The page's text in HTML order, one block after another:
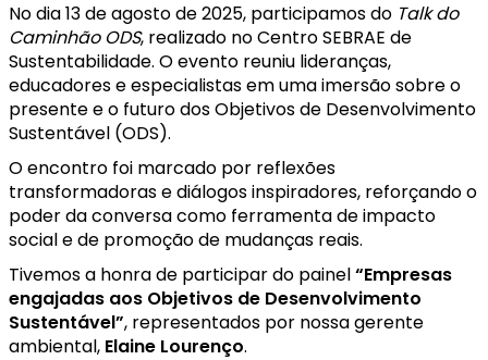
No dia 13 de agosto de 2025, participamos do Talk do
Caminhão ODS, realizado no Centro SEBRAE de
Sustentabilidade. O evento reuniu lideranças,
educadores e especialistas em uma imersão sobre o
presente e o futuro dos Objetivos de Desenvolvimento
Sustentável (ODS).
O encontro foi marcado por reflexões
transformadoras e diálogos inspiradores, reforçando o
poder da conversa como ferramenta de impacto
social e de promoção de mudanças reais.
Tivemos a honra de participar do painel“Empresas
engajadas aos Objetivos de Desenvolvimento
Sustentável”, representados por nossa gerente
ambiental, Elaine Lourenço.